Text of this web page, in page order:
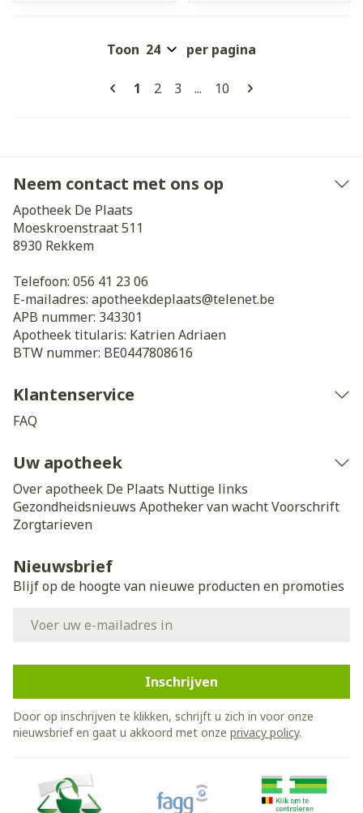
Pagina's
U lees momenteel pagina
1 Pagina
2 Pagina
3 ... Pagina
10
Toon per pagina
Neem contact met ons op
Apotheek De Plaats
Moeskroenstraat 511
8930 Rekkem
Telefoon: 056 41 23 06
E-mailadres: apotheekdeplaats@telenet.be
APB nummer: 343301
Apotheek titularis: Katrien Adriaen
BTW nummer: BE0447808616
Klantenservice
FAQ
Uw apotheek
Over apotheek De Plaats Nuttige links
Gezondheidsnieuws Apotheker van wachtVoorschrift
Zorgtarieven
Nieuwsbrief
Blijf op de hoogte van nieuwe producten en promoties
Inschrijven
Door op inschrijven te klikken, schrijft u zich in voor onze
nieuwsbrief en gaat u akkoord met onze privacy policy.